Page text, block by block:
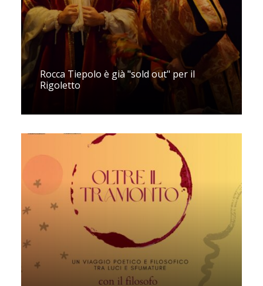
Rocca Tiepolo è già "sold out" per il
Rigoletto